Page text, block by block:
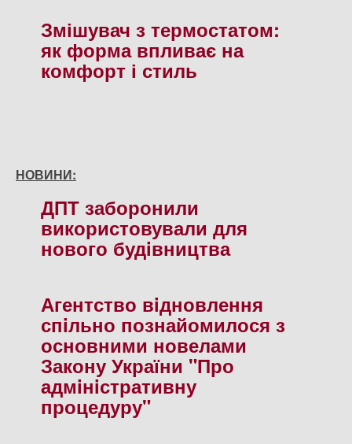
Змішувач з термостатом:
як форма впливає на
комфорт і стиль
НОВИНИ:
ДПТ заборонили
використовували для
нового будiвництва
Агентство вiдновлення
спiльно познайомилося з
основними новелами
Закону України "Про
адмiнiстративну
процедуру"